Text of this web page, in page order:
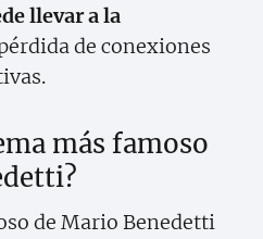
llevar a la
de conexiones
más famoso
de Mario Benedetti